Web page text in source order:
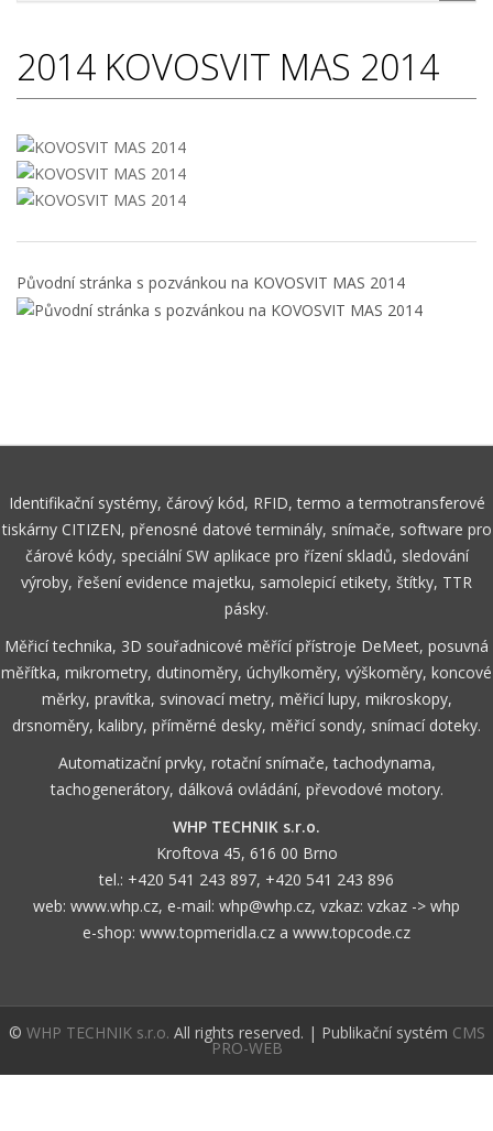
2014 KOVOSVIT MAS 2014
Původní stránka s pozvánkou na KOVOSVIT MAS 2014
Identifikační systémy, čárový kód, RFID, termo a termotransferové
tiskárny CITIZEN, přenosné datové terminály, snímače, software pro
čárové kódy, speciální SW aplikace pro řízení skladů, sledování
výroby, řešení evidence majetku, samolepicí etikety, štítky, TTR
pásky.
Měřicí technika, 3D souřadnicové měřící přístroje DeMeet, posuvná
měřítka, mikrometry, dutinoměry, úchylkoměry, výškoměry, koncové
měrky, pravítka, svinovací metry, měřicí lupy, mikroskopy,
drsnoměry, kalibry, příměrné desky, měřicí sondy, snímací doteky.
Automatizační prvky, rotační snímače, tachodynama,
tachogenerátory, dálková ovládání, převodové motory.
WHP TECHNIK s.r.o.
Kroftova 45, 616 00 Brno
tel.: +420 541 243 897, +420 541 243 896
web: www.whp.cz, e-mail: whp@whp.cz, vzkaz: vzkaz -> whp
e-shop: www.topmeridla.cz a www.topcode.cz
© WHP TECHNIK s.r.o. All rights reserved. | Publikační systém CMS
PRO-WEB